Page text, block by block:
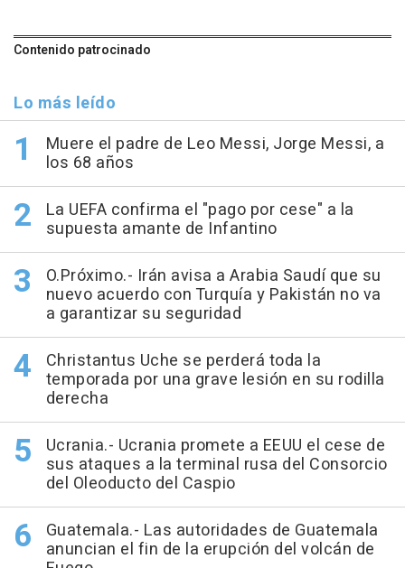
Contenido patrocinado
Lo más leído
Muere el padre de Leo Messi, Jorge Messi, a
los 68 años
La UEFA confirma el "pago por cese" a la
supuesta amante de Infantino
O.Próximo.- Irán avisa a Arabia Saudí que su
nuevo acuerdo con Turquía y Pakistán no va
a garantizar su seguridad
Christantus Uche se perderá toda la
temporada por una grave lesión en su rodilla
derecha
Ucrania.- Ucrania promete a EEUU el cese de
sus ataques a la terminal rusa del Consorcio
del Oleoducto del Caspio
Guatemala.- Las autoridades de Guatemala
anuncian el fin de la erupción del volcán de